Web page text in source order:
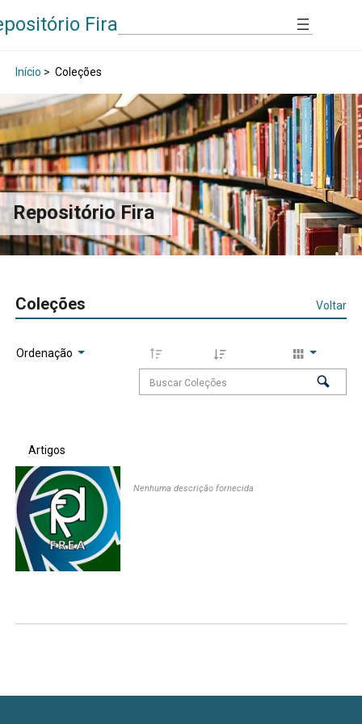
Fira
Início > Coleções
Repositório Fira
Coleções Voltar
Ordenação
Artigos
Nenhuma descrição fornecida